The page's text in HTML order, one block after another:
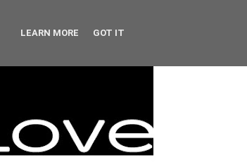
LEARN MORE GOT IT